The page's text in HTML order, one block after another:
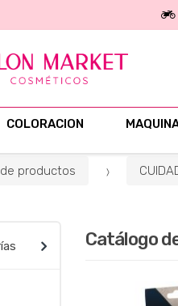
c
r
p
COLORACION
productos
Catálogo